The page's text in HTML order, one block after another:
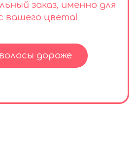
заказ, именно для
вашего цвета!
дороже